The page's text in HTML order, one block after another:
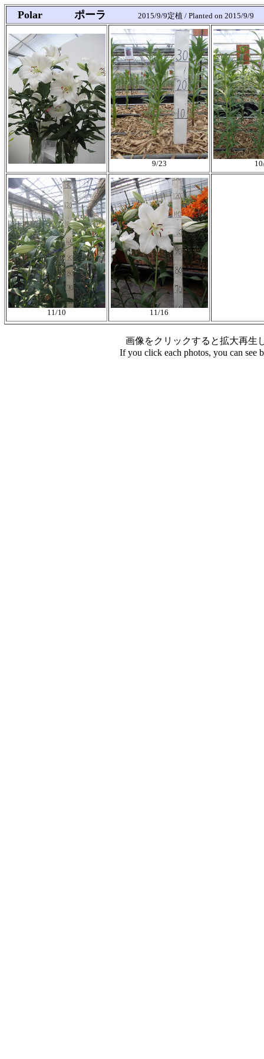
Polar ポーラ 2015/9/9定植 / Planted on 2015/9/9
9/23
11/10 11/16
画像をクリックすると拡大再生
If you click each photos, you can see